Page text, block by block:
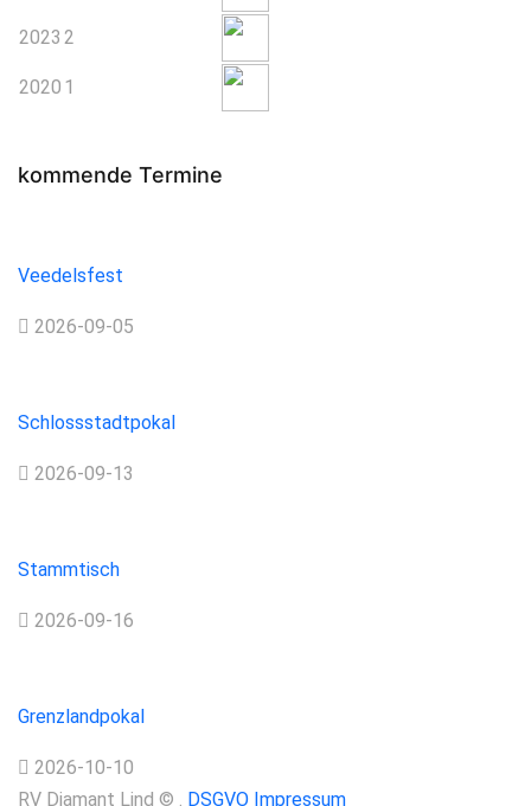
2023 2
2020 1
kommende Termine
Veedelsfest
2026-09-05
Schlossstadtpokal
2026-09-13
Stammtisch
2026-09-16
Grenzlandpokal
2026-10-10
RV Diamant Lind © . DSGVO Impressum